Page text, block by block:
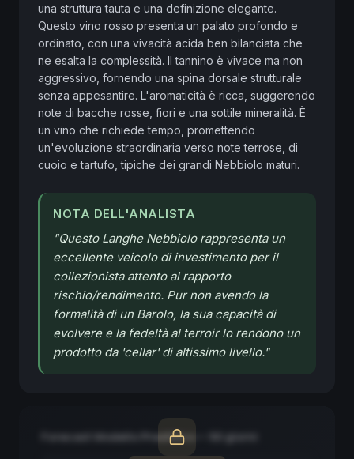
una struttura tauta e una definizione elegante.
Questo vino rosso presenta un palato profondo e
ordinato, con una vivacità acida ben bilanciata che
ne esalta la complessità. Il tannino è vivace ma non
aggressivo, fornendo una spina dorsale strutturale
senza appesantire. L'aromaticità è ricca, suggerendo
note di bacche rosse, fiori e una sottile mineralità. È
un vino che richiede tempo, promettendo
un'evoluzione straordinaria verso note terrose, di
cuoio e tartufo, tipiche dei grandi Nebbiolo maturi.
NOTA DELL'ANALISTA
"Questo Langhe Nebbiolo rappresenta un
eccellente veicolo di investimento per il
collezionista attento al rapporto
rischio/rendimento. Pur non avendo la
formalità di un Barolo, la sua capacità di
evolvere e la fedeltà al terroir lo rendono un
prodotto da 'cellar' di altissimo livello."
Forecast Modello Predittivo — 90 giorni